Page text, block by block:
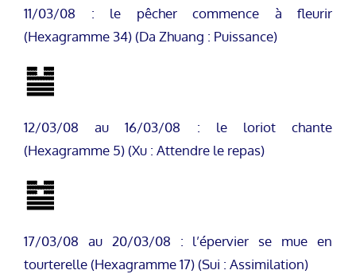
11/03/08 : le pêcher commence à fleurir
(Hexagramme 34) (Da Zhuang : Puissance)
12/03/08 au 16/03/08 : le loriot chante
(Hexagramme 5) (Xu : Attendre le repas)
17/03/08 au 20/03/08 : l’épervier se mue en
tourterelle (Hexagramme 17) (Sui : Assimilation)